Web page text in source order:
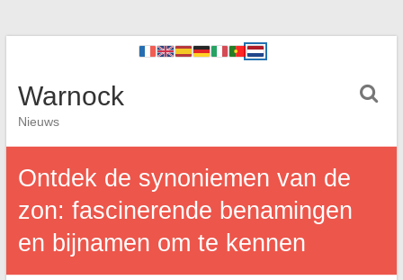
Warnock
Nieuws
Ontdek de synoniemen van de
zon: fascinerende benamingen
en bijnamen om te kennen